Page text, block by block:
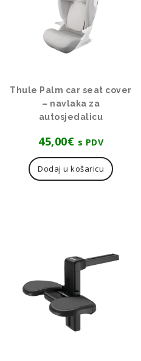
Thule Palm car seat cover
– navlaka za
autosjedalicu
45,00€ s PDV
Dodaj u košaricu